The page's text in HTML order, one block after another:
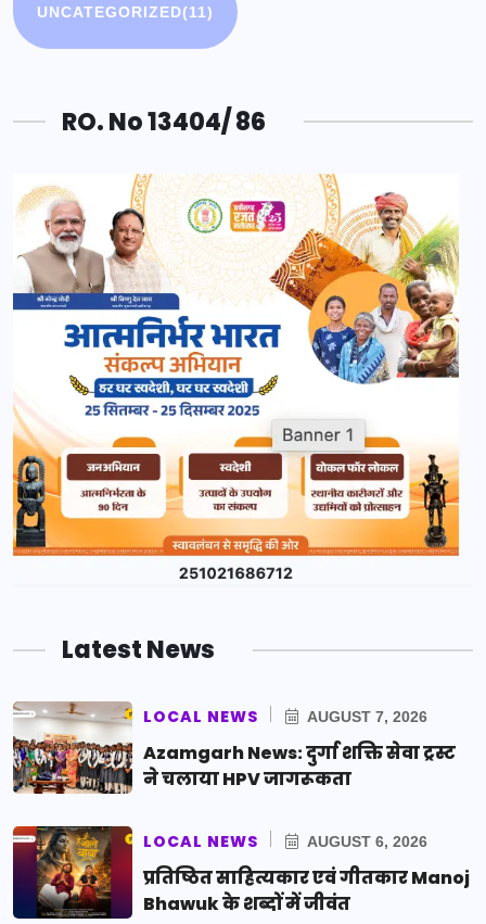
UNCATEGORIZED(11)
RO. No 13404/ 86
Latest News
LOCAL NEWS AUGUST 7, 2026
Azamgarh News: दुर्गा शक्ति सेवा ट्रस्ट
ने चलाया HPV जागरूकता
LOCAL NEWS AUGUST 6, 2026
प्रतिष्ठित साहित्यकार एवं गीतकार Manoj
Bhawuk के शब्दों में जीवंत